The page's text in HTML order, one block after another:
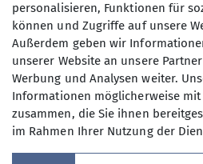
Geschäftsstelle
Sonia
personalisieren, Funktionen für
können und Zugriffe auf unsere
Außerdem geben wir
unserer Website an unsere
Werbung und Analysen weiter.
Informationen möglicherweise mit
zusammen, die Sie ihnen
im Rahmen Ihrer Nutzung der